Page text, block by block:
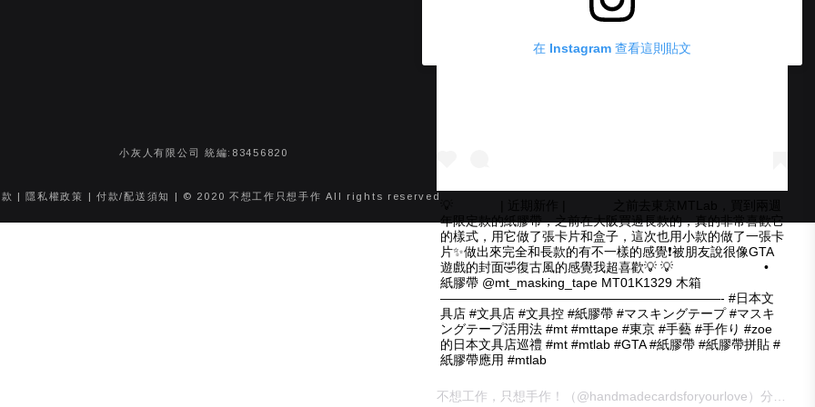
在 Instagram 查看這則貼文
年限定款的紙膠帶，之前在大阪買過長款的，真的非常喜歡它
的樣式，用它做了張卡片和盒子，這次也用小款的做了一張卡
片✨做出來完全和長款的有不一樣的感覺❗️被朋友說很像GTA
遊戲的封面🤣復古風的感覺我超喜歡💡 💡 ⠀⠀ ⠀⠀ ⠀⠀ ⠀⠀ •
紙膠帶 @mt_masking_tape MT01K1329 木箱 ⠀⠀⠀
——————————————————————- #日本文
具店 #文具店 #文具控 #紙膠帶 #マスキングテープ #マスキ
ングテープ活用法 #mt #mttape #東京 #手藝 #手作り #zoe
的日本文具店巡禮 #mt #mtlab #GTA #紙膠帶 #紙膠帶拼貼 #
紙膠帶應用 #mtlab
不想工作，只想手作！ （@handmadecardsforyourlove）分享的貼文 於
小灰人有限公司 統編:83456820
|隱私權政策 | 付款/配送須知 | © 2020 不想工作只想手作 All rights reserved